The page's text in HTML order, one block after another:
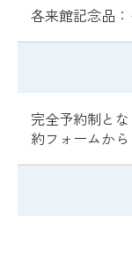
各来館記念品
完全予約制と
約フォームから